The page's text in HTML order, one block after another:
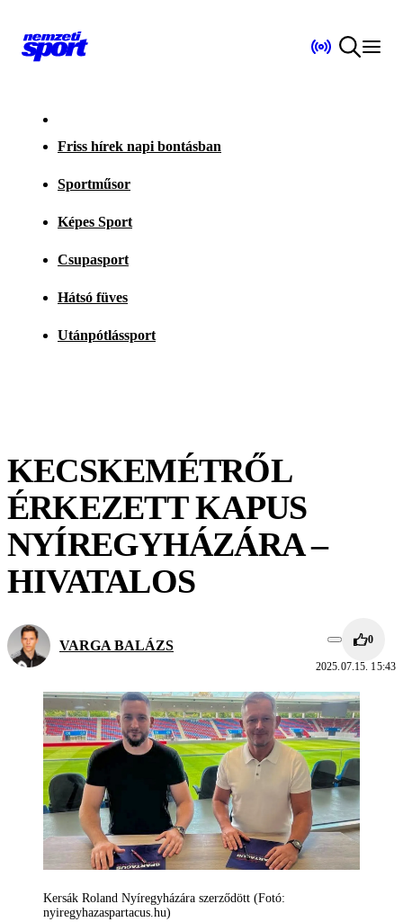
Friss hírek napi bontásban
Sportműsor
Képes Sport
Csupasport
Hátsó füves
Utánpótlássport
KECSKEMÉTRŐL
ÉRKEZETT KAPUS
NYÍREGYHÁZÁRA –
HIVATALOS
VARGA BALÁZS 0
2025.07.15. 15:43
Kersák Roland Nyíregyházára szerződött (Fotó:
nyiregyhazaspartacus.hu)